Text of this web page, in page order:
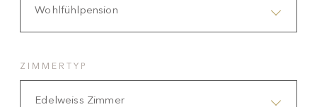
Wohlfühlpension
ZIMMERTYP
Edelweiss Zimmer